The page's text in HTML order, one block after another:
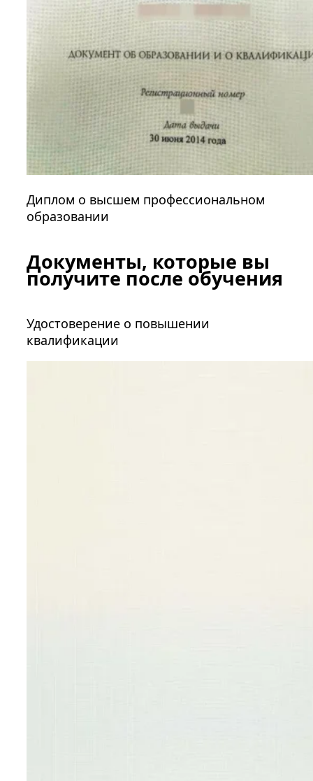
Диплом о высшем профессиональном
образовании
Документы, которые вы
получите после обучения
Удостоверение о повышении
квалификации